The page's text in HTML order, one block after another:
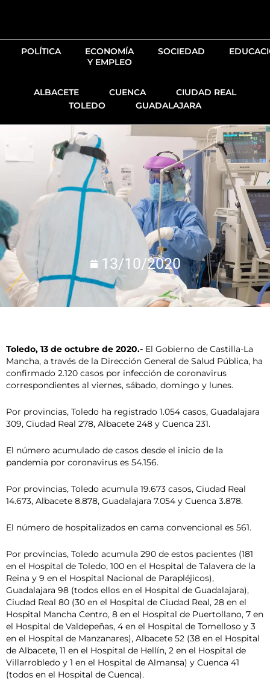
POLÍTICA
ECONOMÍA
Y EMPLEO
SOCIEDAD
ALBACETE CUENCA
CIUDAD REAL
TOLEDO
GUADALAJARA
13/10/2020
Toledo, 13 de octubre de 2020.- El Gobierno de Castilla-La
Mancha, a través de la Dirección General de Salud Pública, ha
confirmado 2.120 casos por infección de coronavirus
correspondientes al viernes, sábado, domingo y lunes.
Por provincias, Toledo ha registrado 1.054 casos, Guadalajara
309, Ciudad Real 278, Albacete 248 y Cuenca 231.
El número acumulado de casos desde el inicio de la
pandemia por coronavirus es 54.156.
Por provincias, Toledo acumula 19.673 casos, Ciudad Real
14.673, Albacete 8.878, Guadalajara 7.054 y Cuenca 3.878.
El número de hospitalizados en cama convencional es 561.
Por provincias, Toledo acumula 290 de estos pacientes (181
en el Hospital de Toledo, 100 en el Hospital de Talavera de la
Reina y 9 en el Hospital Nacional de Parapléjicos),
Guadalajara 98 (todos ellos en el Hospital de Guadalajara),
Ciudad Real 80 (30 en el Hospital de Ciudad Real, 28 en el
Hospital Mancha Centro, 8 en el Hospital de Puertollano, 7 en
el Hospital de Valdepeñas, 4 en el Hospital de Tomelloso y 3
en el Hospital de Manzanares), Albacete 52 (38 en el Hospital
de Albacete, 11 en el Hospital de Hellín, 2 en el Hospital de
Villarrobledo y 1 en el Hospital de Almansa) y Cuenca 41
(todos en el Hospital de Cuenca).